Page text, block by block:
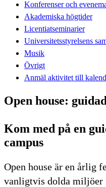
Konferenser och
Akademiska högtider
Licentiatseminarier
Universitetsstyrelsens
Musik
Övrigt
Anmäl aktivitet till
Open house:
Kom med på en
campus
Open house är en årlig
vanligtvis dolda miljöer